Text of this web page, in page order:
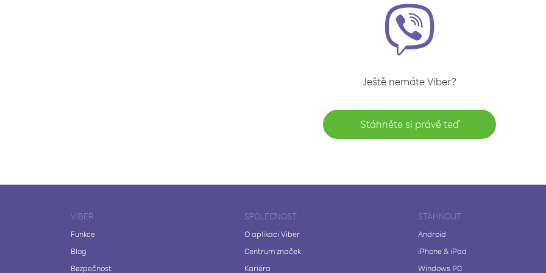
Ještě nemáte Viber?
Stáhněte si právě teď
VIBER
Funkce
Blog
Bezpečnost
SPOLEČNOST
O aplikaci Viber
Centrum značek
Kariéra
STÁHNOUT
Android
iPhone & iPad
Windows PC